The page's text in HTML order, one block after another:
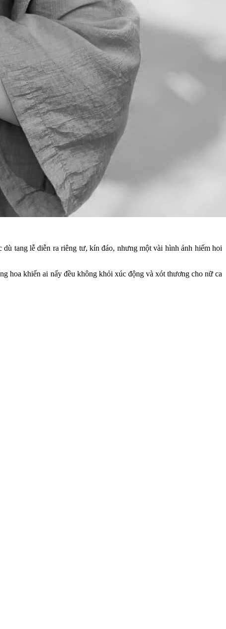
tang lễ diễn ra riêng tư, kín đáo, nhưng một vài hình ảnh hiếm hoi
hoa khiến ai nấy đều không khỏi xúc động và xót thương cho nữ ca